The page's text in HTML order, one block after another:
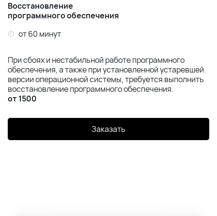
Восстановление
программного обеспечения
от 60 минут
При сбоях и нестабильной работе программного
обеспечения, а также при установленной устаревшей
версии операционной системы, требуется выполнить
восстановление программного обеспечения.
от 1500
Заказать